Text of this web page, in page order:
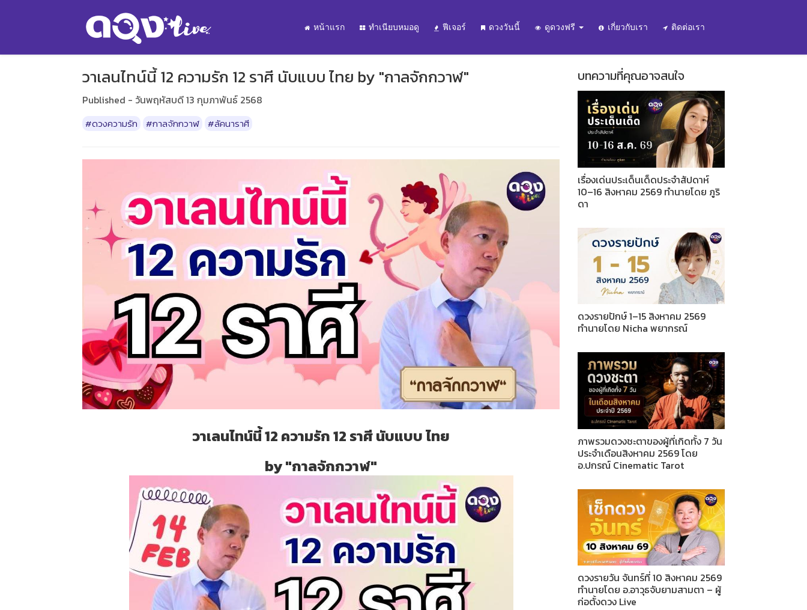
หน้าแรก ทำเนียบหมอดู ฟีเจอร์ ดวงวันนี้ ดูดวงฟรี เกี่ยวกับเรา ติดต่อเรา
วาเลนไทน์นี้ 12 ความรัก 12 ราศี นับแบบ ไทย by "กาลจักกวาฬ"
Published - วันพฤหัสบดี 13 กุมภาพันธ์ 2568
#ดวงความรัก #กาลจักกวาฬ #ลัคนาราศี
วาเลนไทน์นี้ 12 ความรัก 12 ราศี นับแบบ ไทย
by "กาลจักกวาฬ"
บทความที่คุณอาจสนใจ
เรื่องเด่นประเด็นเด็ดประจำสัปดาห์
10–16 สิงหาคม 2569 ทำนายโดย ภูริ
ดา
ดวงรายปักษ์ 1–15 สิงหาคม 2569
ทำนายโดย Nicha พยากรณ์
ภาพรวมดวงชะตาของผู้ที่เกิดทั้ง 7 วัน
ประจำเดือนสิงหาคม 2569 โดย
อ.ปกรณ์ Cinematic Tarot
ดวงรายวัน จันทร์ที่ 10 สิงหาคม 2569
ทำนายโดย อ.อาวุธจับยามสามตา – ผู้
ก่อตั้งดวง Live